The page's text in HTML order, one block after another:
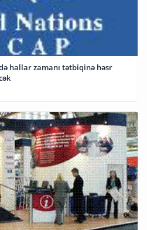
hallar zamanı tətbiqinə həsr